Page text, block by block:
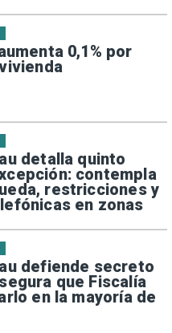
0,1% por
detalla quinto
contempla
restricciones y
en zonas
defiende secreto
que Fiscalía
en la mayoría de